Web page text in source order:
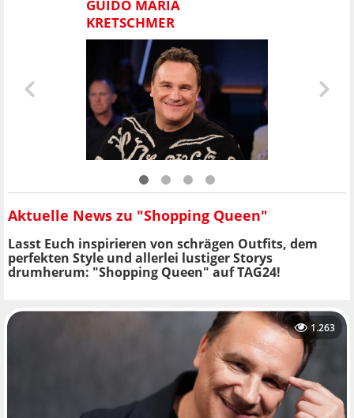
GUIDO MARIA
KRETSCHMER
Aktuelle News zu "Shopping Queen"
Lasst Euch inspirieren von schrägen Outfits, dem
perfekten Style und allerlei lustiger Storys
drumherum: "Shopping Queen" auf TAG24!
1.263